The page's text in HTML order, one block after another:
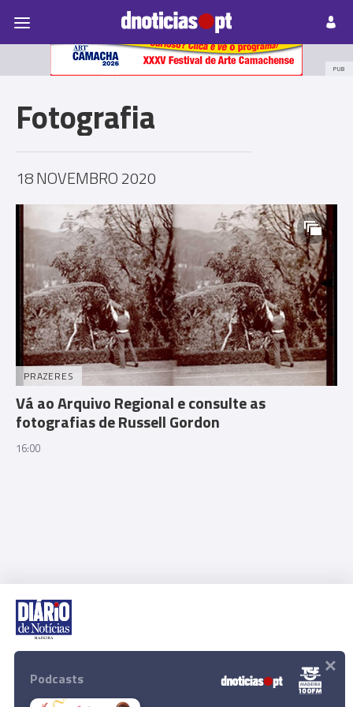
Prazeres Paisagens
PUB
Fotografia
18 NOVEMBRO 2020
PRAZERES
Vá ao Arquivo Regional e consulte as
fotografias de Russell Gordon
16:00
Rua Dr. Fernão de Ornelas, 56 - 3º
291 202 300
Podcasts ×